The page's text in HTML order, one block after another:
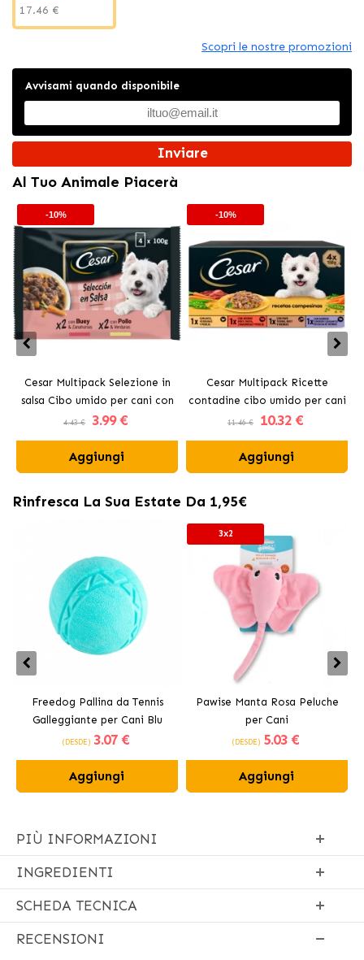
17.46 €
Scopri le nostre promozioni
Avvisami quando disponibile
Inviare
Al Tuo Animale Piacerà
-10%
Cesar Multipack Selezione in
salsa Cibo umido per cani con
manzo e pollo
4.43 € 3.99 €
Aggiungi
-10%
Cesar Multipack Ricette
contadine cibo umido per cani
in salsa
11.46 € 10.32 €
Aggiungi
Rinfresca La Sua Estate Da 1,95€
Freedog Pallina da Tennis
Galleggiante per Cani Blu
(DESDE) 3.07 €
Aggiungi
3x2
Pawise Manta Rosa Peluche
per Cani
(DESDE) 5.03 €
Aggiungi
PIÙ INFORMAZIONI
INGREDIENTI
SCHEDA TECNICA
RECENSIONI